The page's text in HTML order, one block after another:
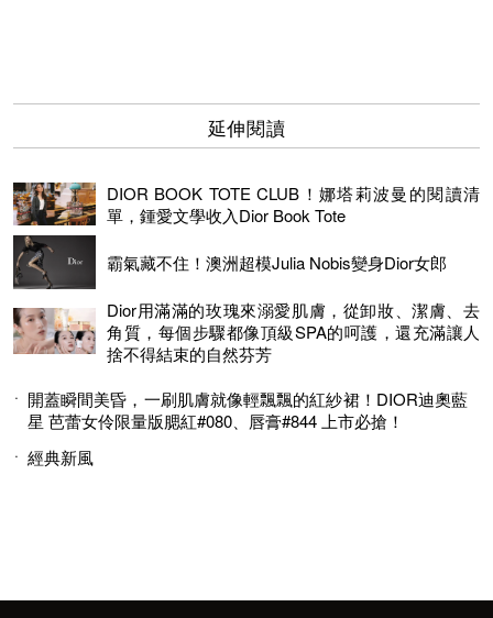
延伸閱讀
DIOR BOOK TOTE CLUB！娜塔莉波曼的閱讀清
單，鍾愛文學收入Dior Book Tote
霸氣藏不住！澳洲超模Julia Nobis變身Dior女郎
Dior用滿滿的玫瑰來溺愛肌膚，從卸妝、潔膚、去
角質，每個步驟都像頂級SPA的呵護，還充滿讓人
捨不得結束的自然芬芳
開蓋瞬間美昏，一刷肌膚就像輕飄飄的紅紗裙！DIOR迪奧藍
星 芭蕾女伶限量版腮紅#080、唇膏#844 上市必搶！
經典新風